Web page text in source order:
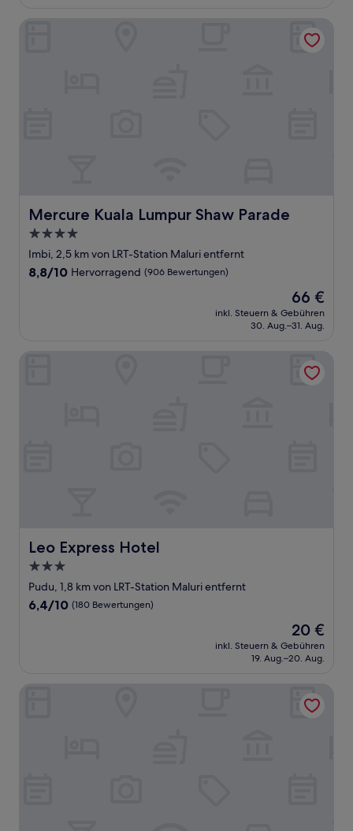
Bewertungen)
Mercure Kuala Lumpur Shaw Parade
Mercure Kuala Lumpur Shaw Parade
4.0-
Sterne-
Unterkunft
Imbi, 2,5 km von LRT-Station Maluri entfernt
8.8
8,8/10 Hervorragend (906 Bewertungen)
Der
Preis
beträgt
66 €
inkl. Steuern & Gebühren
30. Aug.–31. Aug.
Leo Express Hotel
Leo Express Hotel
3.0-
Sterne-
Unterkunft
Pudu, 1,8 km von LRT-Station Maluri entfernt
6.4
6,4/10 (180 Bewertungen)
Der
Preis
beträgt
20 €
inkl. Steuern & Gebühren
19. Aug.–20. Aug.